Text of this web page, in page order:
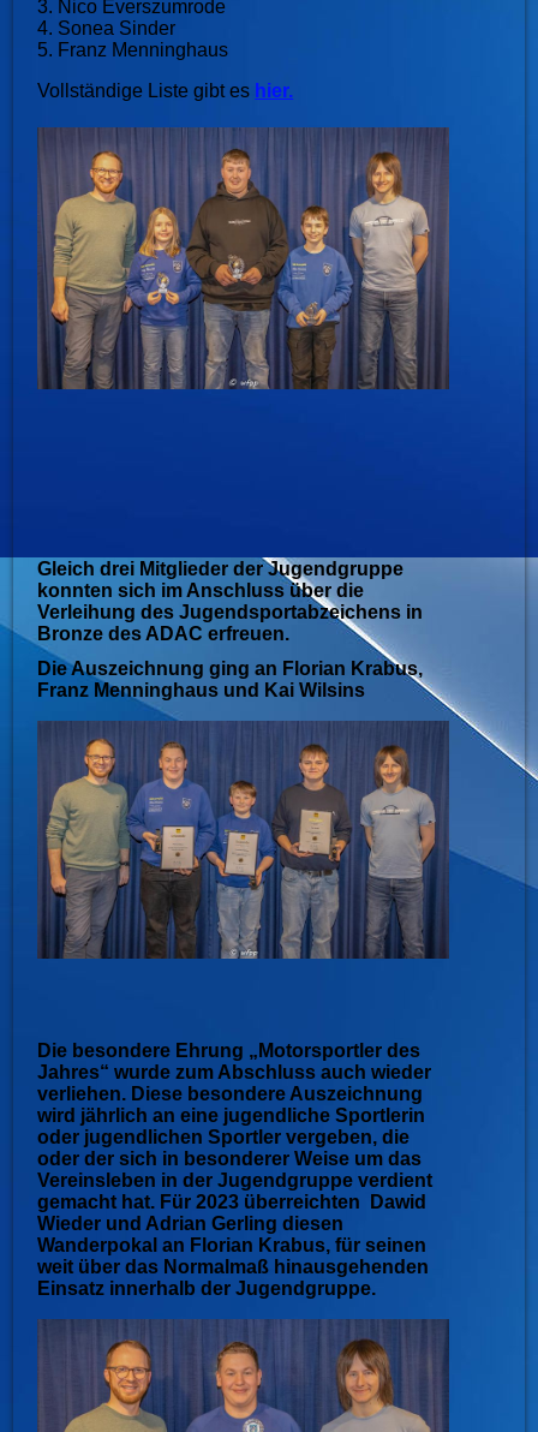
3. Nico Everszumrode
4. Sonea Sinder
5. Franz Menninghaus
Vollständige Liste gibt es hier.
Gleich drei Mitglieder der Jugendgruppe
konnten sich im Anschluss über die
Verleihung des Jugendsportabzeichens in
Bronze des ADAC erfreuen.
Die Auszeichnung ging an Florian Krabus,
Franz Menninghaus und Kai Wilsins
Die besondere Ehrung „Motorsportler des
Jahres“ wurde zum Abschluss auch wieder
verliehen. Diese besondere Auszeichnung
wird jährlich an eine jugendliche Sportlerin
oder jugendlichen Sportler vergeben, die
oder der sich in besonderer Weise um das
Vereinsleben in der Jugendgruppe verdient
gemacht hat. Für 2023 überreichten Dawid
Wieder und Adrian Gerling diesen
Wanderpokal an Florian Krabus, für seinen
weit über das Normalmaß hinausgehenden
Einsatz innerhalb der Jugendgruppe.